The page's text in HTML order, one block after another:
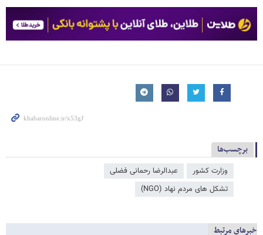
برچسب‌ها
وزارت کشور
عبدالرضا رحمانی فضلی
تشکل های مردم نهاد (NGO)
خبرهای مرتبط